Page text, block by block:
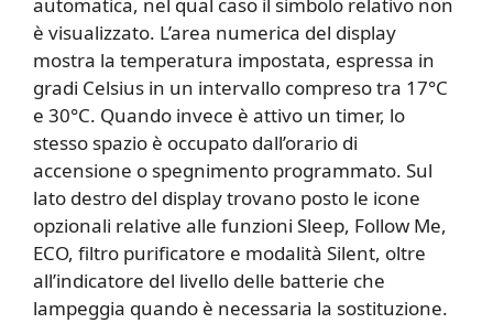
automatica, nel qual caso il simbolo relativo non
è visualizzato. L’area numerica del display
mostra la temperatura impostata, espressa in
gradi Celsius in un intervallo compreso tra 17°C
e 30°C. Quando invece è attivo un timer, lo
stesso spazio è occupato dall’orario di
accensione o spegnimento programmato. Sul
lato destro del display trovano posto le icone
opzionali relative alle funzioni Sleep, Follow Me,
ECO, filtro purificatore e modalità Silent, oltre
all’indicatore del livello delle batterie che
lampeggia quando è necessaria la sostituzione.